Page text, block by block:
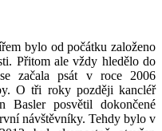
bylo od počátku založeno
Přitom ale vždy hledělo do
začala psát v roce 2006
O tři roky později kancléř
Basler posvětil dokončené
návštěvníky. Tehdy bylo v